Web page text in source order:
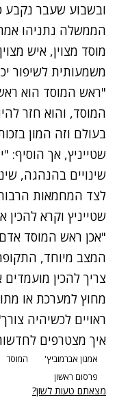
ובשבוע שעבר נקבע
הממשלה נתניהו
מוסד מצוין, איש
משמעותית לשיפור
"ראש המוסד הוא
המוסד, והוא חזר
בעולם וזה המון
שטייניץ, אך הוסיף:
שינויים בהנהגה,
לצד המחמאות
שטייניץ וקרא
"אכן ראש המוסד
המצב מיוחד,
צריך להכין
מחוץ למערכת או
ראויים לכשיהיה
איך מצטרפים לחדשות 2
אמנון אברמוביץ' המוסד
פרסום ראשון
מצאתם טעות לשון?